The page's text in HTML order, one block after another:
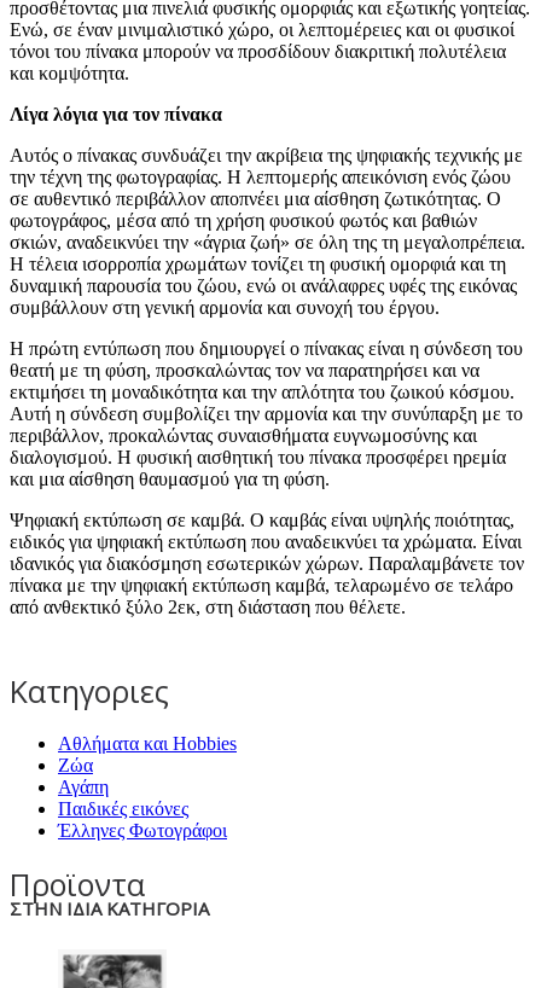
προσθέτοντας μια πινελιά φυσικής ομορφιάς και εξωτικής γοητείας.
Ενώ, σε έναν μινιμαλιστικό χώρο, οι λεπτομέρειες και οι φυσικοί
τόνοι του πίνακα μπορούν να προσδίδουν διακριτική πολυτέλεια
και κομψότητα.
Λίγα λόγια για τον πίνακα
Αυτός ο πίνακας συνδυάζει την ακρίβεια της ψηφιακής τεχνικής με
την τέχνη της φωτογραφίας. Η λεπτομερής απεικόνιση ενός ζώου
σε αυθεντικό περιβάλλον αποπνέει μια αίσθηση ζωτικότητας. Ο
φωτογράφος, μέσα από τη χρήση φυσικού φωτός και βαθιών
σκιών, αναδεικνύει την «άγρια ζωή» σε όλη της τη μεγαλοπρέπεια.
Η τέλεια ισορροπία χρωμάτων τονίζει τη φυσική ομορφιά και τη
δυναμική παρουσία του ζώου, ενώ οι ανάλαφρες υφές της εικόνας
συμβάλλουν στη γενική αρμονία και συνοχή του έργου.
Η πρώτη εντύπωση που δημιουργεί ο πίνακας είναι η σύνδεση του
θεατή με τη φύση, προσκαλώντας τον να παρατηρήσει και να
εκτιμήσει τη μοναδικότητα και την απλότητα του ζωικού κόσμου.
Αυτή η σύνδεση συμβολίζει την αρμονία και την συνύπαρξη με το
περιβάλλον, προκαλώντας συναισθήματα ευγνωμοσύνης και
διαλογισμού. Η φυσική αισθητική του πίνακα προσφέρει ηρεμία
και μια αίσθηση θαυμασμού για τη φύση.
Ψηφιακή εκτύπωση σε καμβά. Ο καμβάς είναι υψηλής ποιότητας,
ειδικός για ψηφιακή εκτύπωση που αναδεικνύει τα χρώματα. Είναι
ιδανικός για διακόσμηση εσωτερικών χώρων. Παραλαμβάνετε τον
πίνακα με την ψηφιακή εκτύπωση καμβά, τελαρωμένο σε τελάρο
από ανθεκτικό ξύλο 2εκ, στη διάσταση που θέλετε.
Κατηγοριες
Αθλήματα και Hobbies
Ζώα
Αγάπη
Παιδικές εικόνες
Έλληνες Φωτογράφοι
Προϊοντα
ΣΤΗΝ ΙΔΙΑ ΚΑΤΗΓΟΡΙΑ